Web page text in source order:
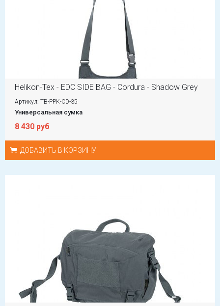
Helikon-Tex - EDC SIDE BAG - Cordura - Shadow Grey
Артикул: TB-PPK-CD-35
Универсальная сумка
8 430 руб
ДОБАВИТЬ В КОРЗИНУ